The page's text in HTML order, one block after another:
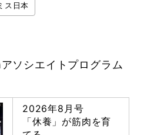
ス日本
ソシエイトプログラム
2026年8月号
「休養」が筋肉を育